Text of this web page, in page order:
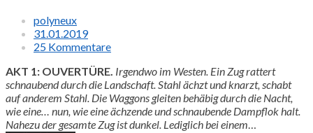
polyneux
31.01.2019
25 Kommentare
AKT 1: OUVERTÜRE. Irgendwo im Westen. Ein Zug rattert
schnaubend durch die Landschaft. Stahl ächzt und knarzt, schabt
auf anderem Stahl. Die Waggons gleiten behäbig durch die Nacht,
wie eine… nun, wie eine ächzende und schnaubende Dampflok halt.
Nahezu der gesamte Zug ist dunkel. Lediglich bei einem